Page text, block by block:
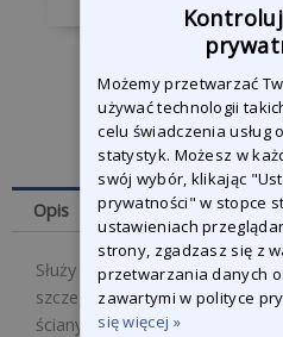
Opis
Służy do napinania profili U i
szczególnie nadaje się do
ściany bocznej.
Możemy przetwarzać
używać technologii
celu świadczenia usług
statystyk. Możesz w
swój wybór, klikając
prywatności" w stopce
ustawieniach
strony, zgadzasz się z
przetwarzania danych
zawartymi w polityce
się więcej »